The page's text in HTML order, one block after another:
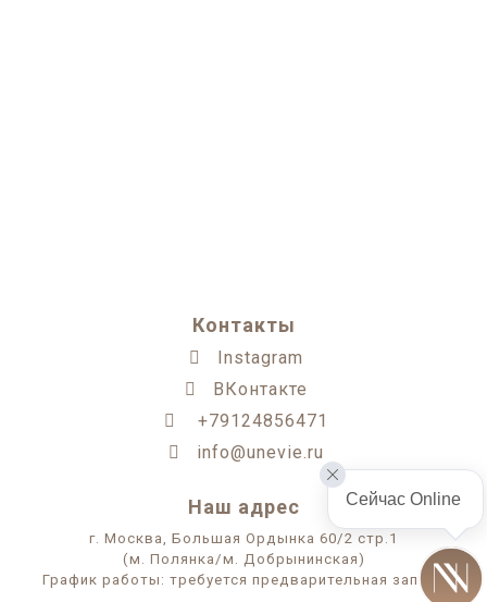
Контакты
Instagram
ВКонтакте
+79124856471
info@unevie.ru
Наш адрес
г. Москва, Большая Ордынка 60/2 стр.1
(м. Полянка/м. Добрынинская)
График работы: требуется предварительная запись
Сейчас Online